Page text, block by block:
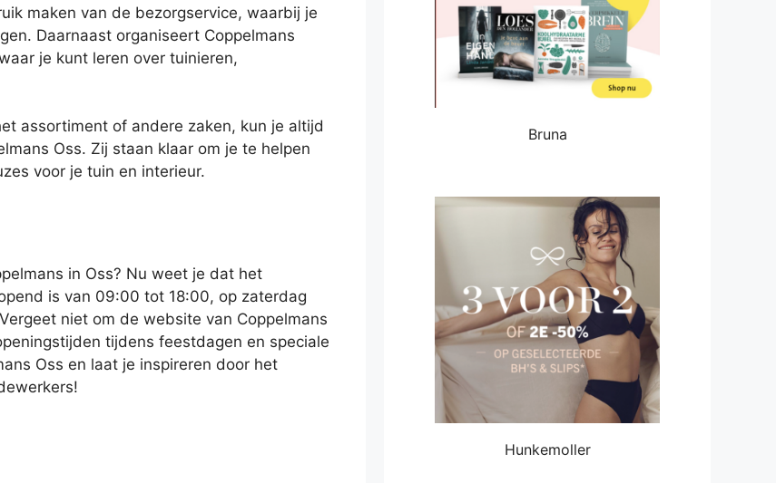
maken van de bezorgservice, waarbij je
Daarnaast organiseert Coppelmans
je kunt leren over tuinieren,
assortiment of andere zaken, kun je altijd
Oss. Zij staan klaar om je te helpen
voor je tuin en interieur.
in Oss? Nu weet je dat het
is van 09:00 tot 18:00, op zaterdag
niet om de website van Coppelmans
tijdens feestdagen en speciale
Oss en laat je inspireren door het
Bruna
Hunkemoller